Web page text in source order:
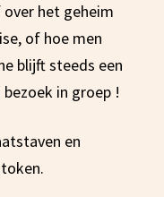
het geheim
of hoe men
blijft steeds een
in groep !
en